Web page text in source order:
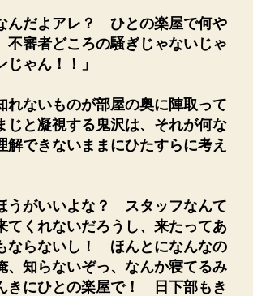
んだよアレ？ ひとの楽屋で何や
審者どころの騒ぎじゃないじゃ
ゃん！！」
ないものが部屋の奥に陣取って
じと凝視する鬼沢は、それが何な
解できないままにひたすらに考え
うがいいよな？ スタッフなんて
てくれないだろうし、来たってあ
ならないし！ ほんとになんなの
知らないぞっ、なんか寝てるみ
きにひとの楽屋で！ 日下部もき